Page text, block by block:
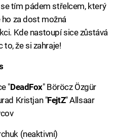
tím pádem střelcem, který
ho za dost možná
Kde nastoupí sice zůstává
to, že si zahraje!
"DeadFox" Böröcz Özgür
Kristjan "FejtZ" Allsaar
(neaktivní)